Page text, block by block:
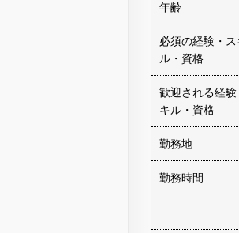
年齢
必須の経験・ス
ル・資格
歓迎される経験
キル・資格
勤務地
勤務時間